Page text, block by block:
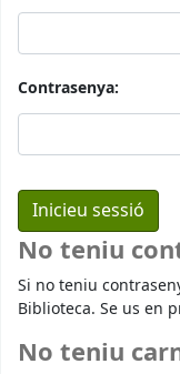
Contrasenya:
No teniu
Si no teniu
Biblioteca. Se us en
No teniu